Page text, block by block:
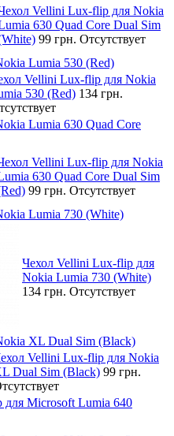
Vellini Lux-flip для Nokia
630 Quad Core Dual Sim
99 грн. Отсутствует
Lumia 530 (Red)
Vellini Lux-flip для Nokia
530 (Red) 134 грн.
Lumia 630 Quad Core
Vellini Lux-flip для Nokia
630 Quad Core Dual Sim
99 грн. Отсутствует
Lumia 730 (White)
Чехол Vellini Lux-flip для
Nokia Lumia 730 (White)
134 грн. Отсутствует
XL Dual Sim (Black)
Vellini Lux-flip для Nokia
Dual Sim (Black) 99 грн.
Microsoft Lumia 640